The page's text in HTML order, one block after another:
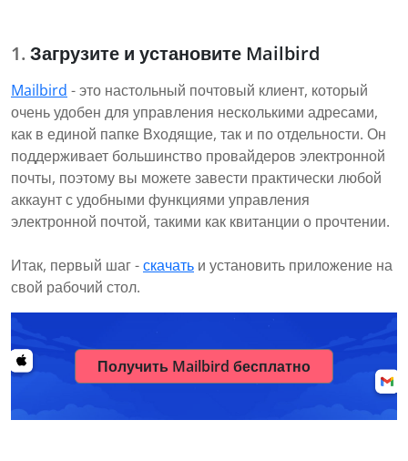
Загрузите и установите Mailbird
Mailbird - это настольный почтовый клиент, который
очень удобен для управления несколькими адресами,
как в единой папке Входящие, так и по отдельности. Он
поддерживает большинство провайдеров электронной
почты, поэтому вы можете завести практически любой
аккаунт с удобными функциями управления
электронной почтой, такими как квитанции о прочтении.
Итак, первый шаг -скачать и установить приложение на
свой рабочий стол.
Получить Mailbird бесплатно